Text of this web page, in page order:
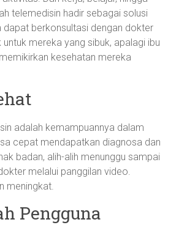
telemedisin hadir sebagai solusi
dapat berkonsultasi dengan dokter
mereka yang sibuk, apalagi ibu
kesehatan mereka
adalah kemampuannya dalam
cepat mendapatkan diagnosa dan
badan, alih-alih menunggu sampai
melalui panggilan video.
meningkat.
Pengguna